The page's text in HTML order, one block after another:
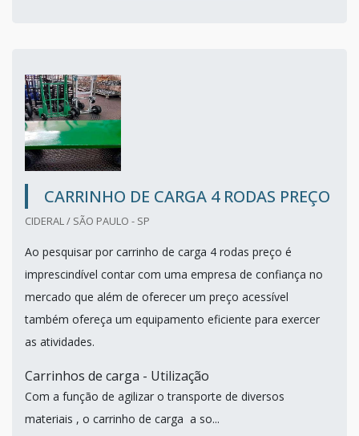
CARRINHO DE CARGA 4 RODAS PREÇO
CIDERAL / SÃO PAULO - SP
Ao pesquisar por carrinho de carga 4 rodas preço é
imprescindível contar com uma empresa de confiança no
mercado que além de oferecer um preço acessível
também ofereça um equipamento eficiente para exercer
as atividades.
Carrinhos de carga - Utilização
Com a função de agilizar o transporte de diversos
materiais , o carrinho de carga a so...